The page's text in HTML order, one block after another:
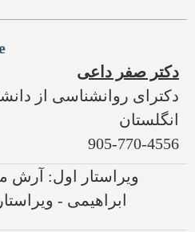
دکتر صفر داعی
دکترای روانشناسی از
انگلستان
905-770-4556
ویراستار اول: آرش
ابراهیمی -